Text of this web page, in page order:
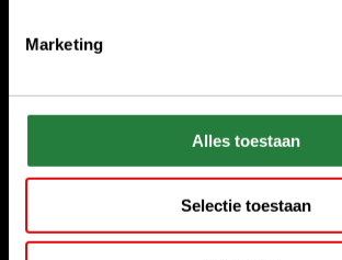
Marketing
Alles toestaan
Selectie toestaan
Chatten Sie mit uns
Senden Sie uns eine E-Mail
sales@golfdriver.nl
Kundenservice